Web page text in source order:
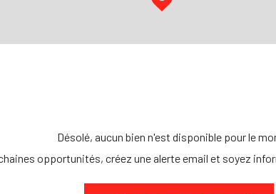
Désolé, aucun bien n'est disponible pour le
opportunités, créez une alerte email et soyez